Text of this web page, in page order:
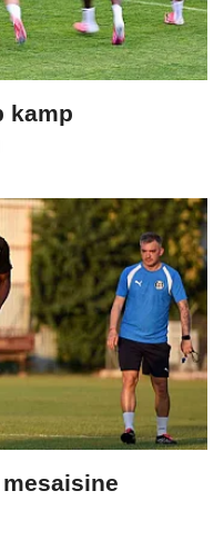
kamp